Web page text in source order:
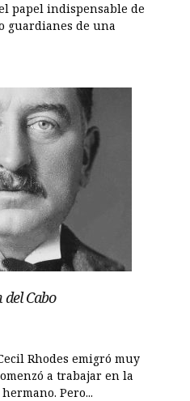
papel indispensable de
guardianes de una
del Cabo
Rhodes emigró muy
a trabajar en la
Pero...